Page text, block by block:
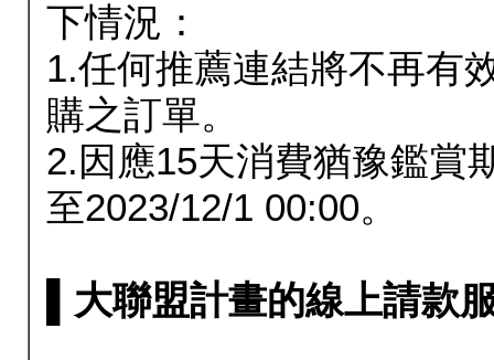
下情況：
1.任何推薦連結將不再有
購之訂單。
2.因應15天消費猶豫鑑賞
至2023/12/1 00:00。
▌大聯盟計畫的線上請款